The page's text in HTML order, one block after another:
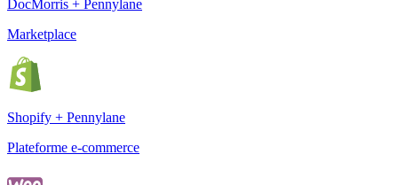
DocMorris + Pennylane
Marketplace
Shopify + Pennylane
Plateforme e-commerce